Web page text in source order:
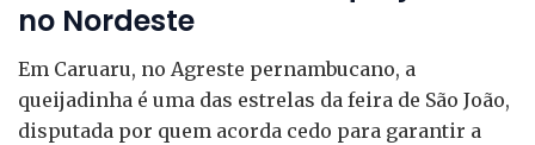
no Nordeste
Em Caruaru, no Agreste pernambucano, a
queijadinha é uma das estrelas da feira de São João,
disputada por quem acorda cedo para garantir a